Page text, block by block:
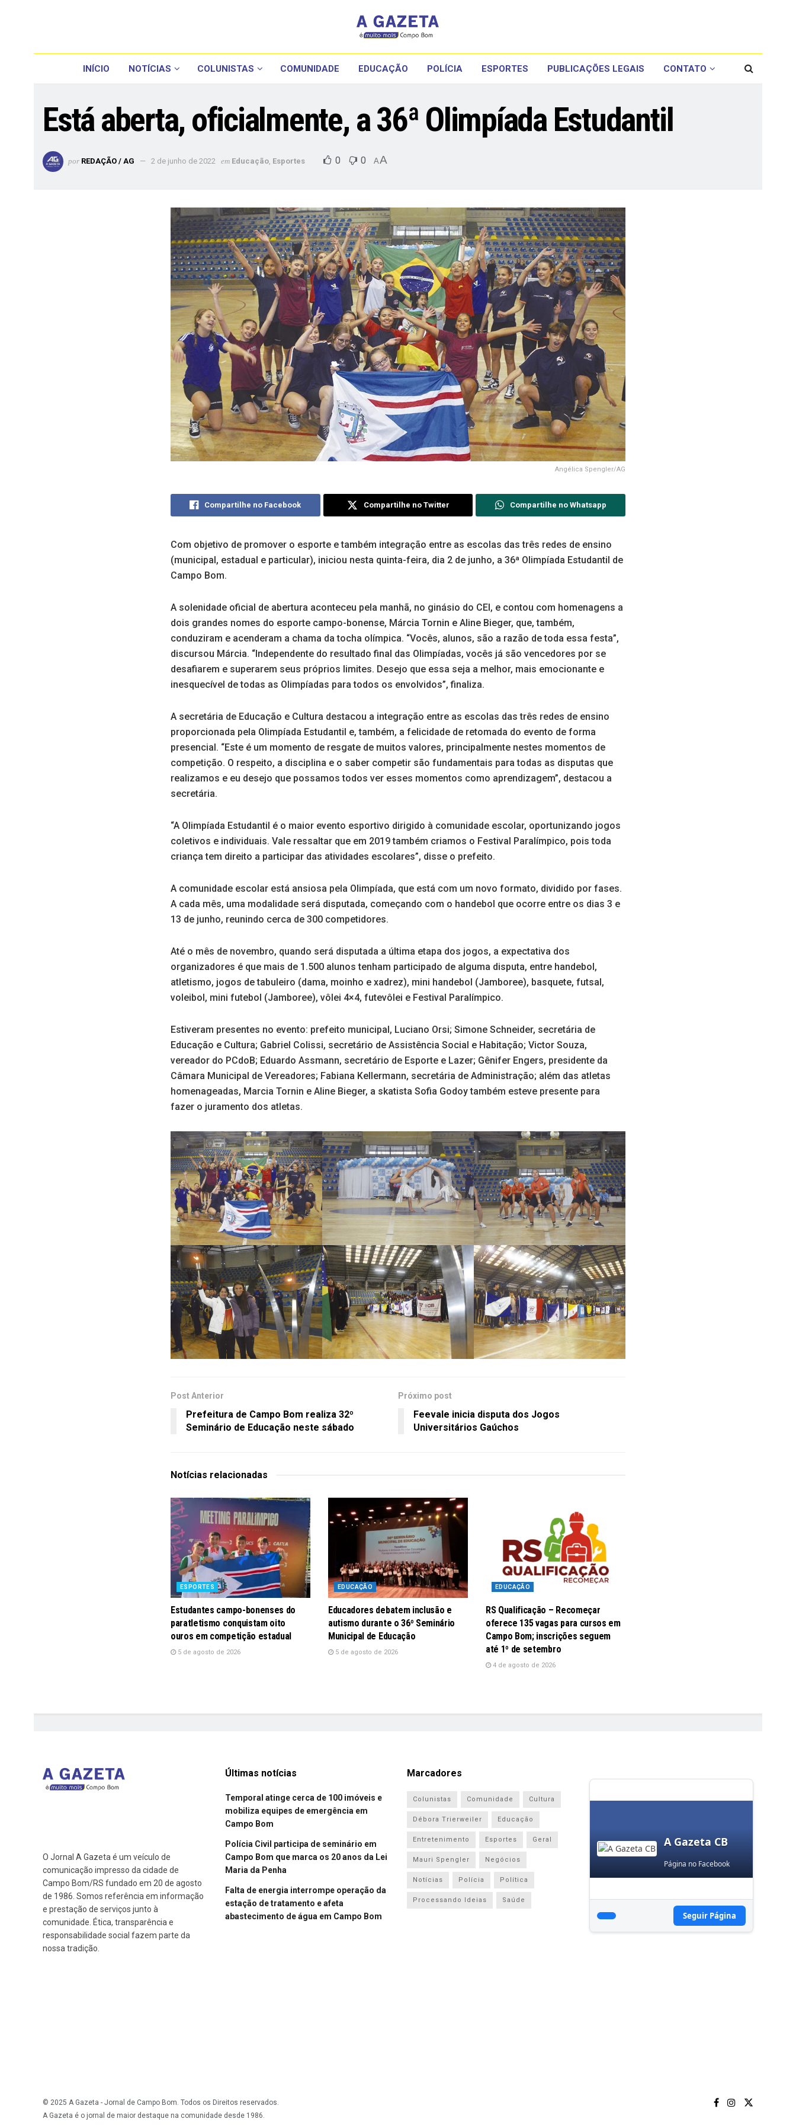
INÍCIO NOTÍCIAS COLUNISTAS COMUNIDADE EDUCAÇÃO POLÍCIA ESPORTES PUBLICAÇÕES LEGAIS CONTATO
Está aberta, oficialmente, a 36ª Olimpíada Estudantil
por REDAÇÃO / AG 2 de junho de 2022 em Educação, Esportes 0 0 AA
Angélica Spengler/AG
Compartilhe no Facebook Compartilhe no Twitter Compartilhe no Whatsapp
Com objetivo de promover o esporte e também integração entre as escolas das três redes de ensino
(municipal, estadual e particular), iniciou nesta quinta-feira, dia 2 de junho, a 36ª Olimpíada Estudantil de
Campo Bom.
A solenidade oficial de abertura aconteceu pela manhã, no ginásio do CEI, e contou com homenagens a
dois grandes nomes do esporte campo-bonense, Márcia Tornin e Aline Bieger, que, também,
conduziram e acenderam a chama da tocha olímpica. “Vocês, alunos, são a razão de toda essa festa”,
discursou Márcia. “Independente do resultado final das Olimpíadas, vocês já são vencedores por se
desafiarem e superarem seus próprios limites. Desejo que essa seja a melhor, mais emocionante e
inesquecível de todas as Olimpíadas para todos os envolvidos”, finaliza.
A secretária de Educação e Cultura destacou a integração entre as escolas das três redes de ensino
proporcionada pela Olimpíada Estudantil e, também, a felicidade de retomada do evento de forma
presencial. “Este é um momento de resgate de muitos valores, principalmente nestes momentos de
competição. O respeito, a disciplina e o saber competir são fundamentais para todas as disputas que
realizamos e eu desejo que possamos todos ver esses momentos como aprendizagem”, destacou a
secretária.
“A Olimpíada Estudantil é o maior evento esportivo dirigido à comunidade escolar, oportunizando jogos
coletivos e individuais. Vale ressaltar que em 2019 também criamos o Festival Paralímpico, pois toda
criança tem direito a participar das atividades escolares”, disse o prefeito.
A comunidade escolar está ansiosa pela Olimpíada, que está com um novo formato, dividido por fases.
A cada mês, uma modalidade será disputada, começando com o handebol que ocorre entre os dias 3 e
13 de junho, reunindo cerca de 300 competidores.
Até o mês de novembro, quando será disputada a última etapa dos jogos, a expectativa dos
organizadores é que mais de 1.500 alunos tenham participado de alguma disputa, entre handebol,
atletismo, jogos de tabuleiro (dama, moinho e xadrez), mini handebol (Jamboree), basquete, futsal,
voleibol, mini futebol (Jamboree), vôlei 4×4, futevôlei e Festival Paralímpico.
Estiveram presentes no evento: prefeito municipal, Luciano Orsi; Simone Schneider, secretária de
Educação e Cultura; Gabriel Colissi, secretário de Assistência Social e Habitação; Victor Souza,
vereador do PCdoB; Eduardo Assmann, secretário de Esporte e Lazer; Gênifer Engers, presidente da
Câmara Municipal de Vereadores; Fabiana Kellermann, secretária de Administração; além das atletas
homenageadas, Marcia Tornin e Aline Bieger, a skatista Sofia Godoy também esteve presente para
fazer o juramento dos atletas.
Post Anterior
Prefeitura de Campo Bom realiza 32º
Seminário de Educação neste sábado
Próximo post
Feevale inicia disputa dos Jogos
Universitários Gaúchos
Notícias relacionadas
ESPORTES
Estudantes campo-bonenses do
paratletismo conquistam oito
ouros em competição estadual
5 de agosto de 2026
EDUCAÇÃO
Educadores debatem inclusão e
autismo durante o 36º Seminário
Municipal de Educação
5 de agosto de 2026
EDUCAÇÃO
RS Qualificação – Recomeçar
oferece 135 vagas para cursos em
Campo Bom; inscrições seguem
até 1º de setembro
4 de agosto de 2026
O Jornal A Gazeta é um veículo de
comunicação impresso da cidade de
Campo Bom/RS fundado em 20 de agosto
de 1986. Somos referência em informação
e prestação de serviços junto à
comunidade. Ética, transparência e
responsabilidade social fazem parte da
nossa tradição.
Últimas notícias
Temporal atinge cerca de 100 imóveis e
mobiliza equipes de emergência em
Campo Bom
Polícia Civil participa de seminário em
Campo Bom que marca os 20 anos da Lei
Maria da Penha
Falta de energia interrompe operação da
estação de tratamento e afeta
abastecimento de água em Campo Bom
Marcadores
Colunistas Comunidade Cultura
Débora Trierweiler Educação
Entretenimento Esportes Geral
Mauri Spengler Negócios
Notícias Polícia Política
Processando Ideias Saúde
A Gazeta CB
Página no Facebook
Seguir Página
© 2025 A Gazeta - Jornal de Campo Bom. Todos os Direitos reservados.
A Gazeta é o jornal de maior destaque na comunidade desde 1986.